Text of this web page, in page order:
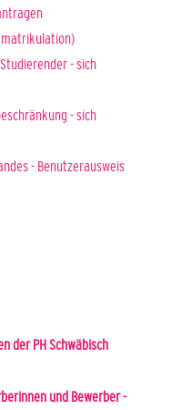
- sich
- sich
- Benutzerausweis
der PH Schwäbisch
und Bewerber -